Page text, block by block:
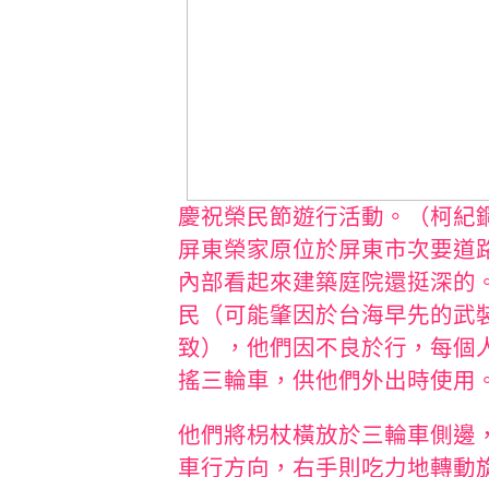
慶祝榮民節遊行活動。（柯紀
屏東榮家原位於屏東市次要道
內部看起來建築庭院還挺深的
民（可能肇因於台海早先的
致），他們因不良於行，每個
搖三輪車，供他們外出時使用
他們將枴杖橫放於三輪車側邊
車行方向，右手則吃力地轉動